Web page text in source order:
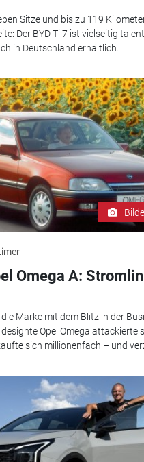
Sitze und bis zu 119
Der BYD Ti 7 ist vielseitig
in Deutschland erhältlich.
Omega A:
Marke mit dem Blitz in der
Opel Omega attackierte
sich millionenfach – und